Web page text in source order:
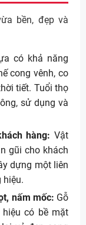
bền, đẹp và
có khả năng
cong vênh, co
tiết. Tuổi thọ
sử dụng và
hàng: Vật
gũi cho khách
dựng một liên
hiệu.
nấm mốc: Gỗ
có bề mặt